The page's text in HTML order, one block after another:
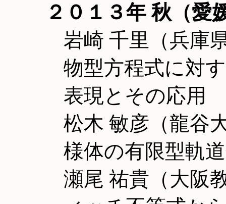
２０１３年 秋（愛
岩崎 千里（兵庫
物型方程式に対
表現とその応用
松木 敏彦（龍谷
様体の有限型軌
瀬尾 祐貴（大阪